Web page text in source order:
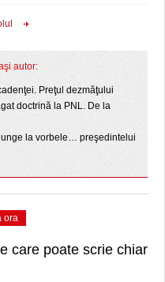
TIMIŞ
autor:
Preţul dezmăţului
doctrină la PNL. De la
la vorbele… preşedintelui
ora
care poate scrie chiar